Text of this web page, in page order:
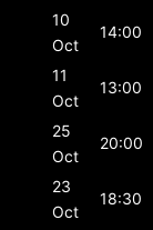
10
Oct
14:00
11
Oct
13:00
25
Oct
20:00
23
Oct
18:30